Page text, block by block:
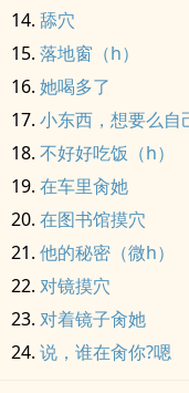
舔穴
落地窗（h）
她喝多了
小东西，想要么自
不好好吃饭（h）
在车里肏她
在图书馆摸穴
他的秘密（微h）
对镜摸穴
对着镜子肏她
说，谁在肏你?嗯